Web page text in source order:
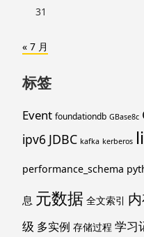
31
« 7 月
标签
Event foundationdb GBase8c
ipv6 JDBC kafka kerberos
performance_schema
息 元数据 全文索引
级 多实例 存储过程 学习